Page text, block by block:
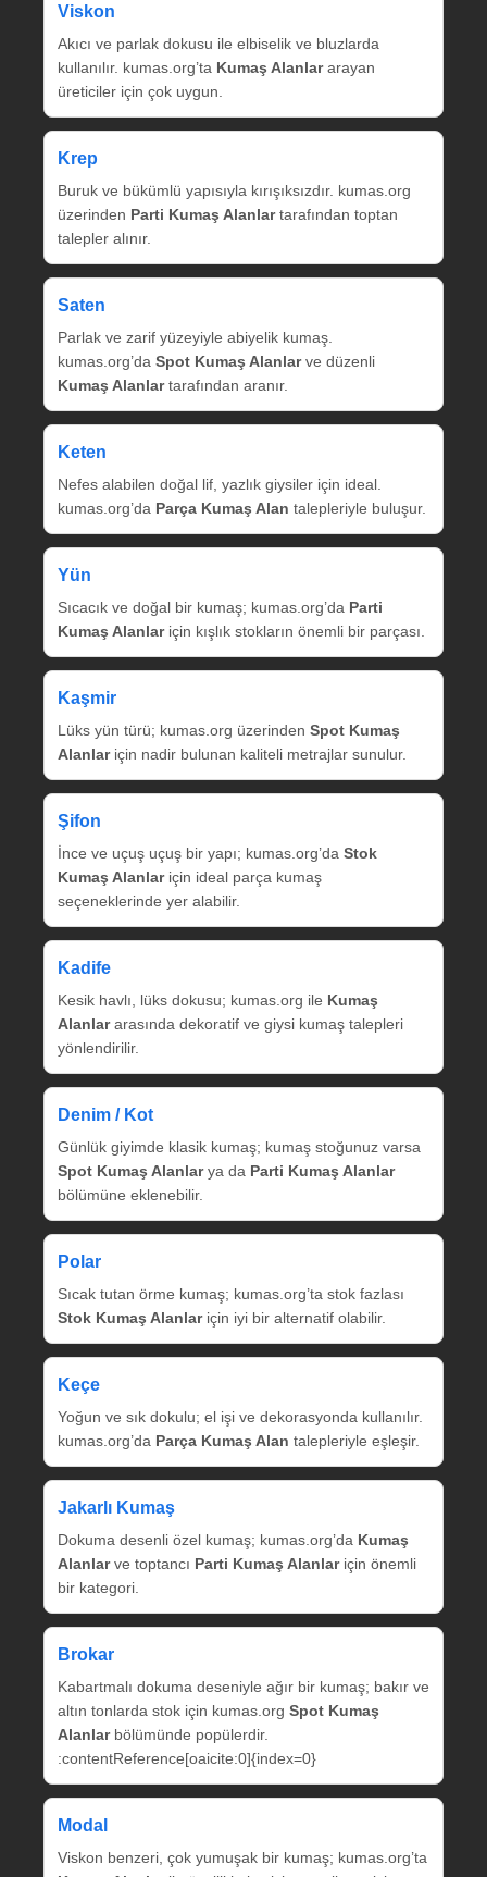
Viskon
Akıcı ve parlak dokusu ile elbiselik ve bluzlarda
kullanılır. kumas.org’ta Kumaş Alanlararayan
üreticiler için çok uygun.
Krep
Buruk ve bükümlü yapısıyla kırışıksızdır. kumas.org
üzerinden Parti Kumaş Alanlartarafından toptan
talepler alınır.
Saten
Parlak ve zarif yüzeyiyle abiyelik kumaş.
kumas.org’da Spot Kumaş Alanlarve düzenli
Kumaş Alanlartarafından aranır.
Keten
Nefes alabilen doğal lif, yazlık giysiler için ideal.
kumas.org’da Parça Kumaş Alan talepleriyle buluşur.
Yün
Sıcacık ve doğal bir kumaş; kumas.org’da Parti
Kumaş Alanlariçin kışlık stokların önemli bir parçası.
Kaşmir
Lüks yün türü; kumas.org üzerinden Spot Kumaş
Alanlariçin nadir bulunan kaliteli metrajlar sunulur.
Şifon
İnce ve uçuş uçuş bir yapı; kumas.org’da Stok
Kumaş Alanlariçin ideal parça kumaş
seçeneklerinde yer alabilir.
Kadife
Kesik havlı, lüks dokusu; kumas.org ile Kumaş
Alanlararasında dekoratif ve giysi kumaş talepleri
yönlendirilir.
Denim / Kot
Günlük giyimde klasik kumaş; kumaş stoğunuz varsa
Spot Kumaş Alanlarya da Parti Kumaş Alanlar
bölümüne eklenebilir.
Polar
Sıcak tutan örme kumaş; kumas.org’ta stok fazlası
Stok Kumaş Alanlariçin iyi bir alternatif olabilir.
Keçe
Yoğun ve sık dokulu; el işi ve dekorasyonda kullanılır.
kumas.org’da Parça Kumaş Alan talepleriyle eşleşir.
Jakarlı Kumaş
Dokuma desenli özel kumaş; kumas.org’da Kumaş
Alanlarve toptancı Parti Kumaş Alanlariçin önemli
bir kategori.
Brokar
Kabartmalı dokuma deseniyle ağır bir kumaş; bakır ve
altın tonlarda stok için kumas.org Spot Kumaş
Alanlarbölümünde popülerdir.
:contentReference[oaicite:0]{index=0}
Modal
Viskon benzeri, çok yumuşak bir kumaş; kumas.org’ta